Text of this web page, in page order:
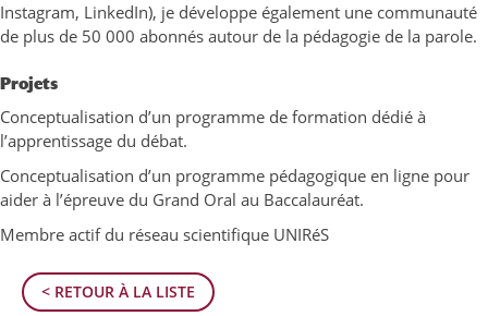
< RETOUR À LA LISTE
Instagram, LinkedIn), je développe également une communauté
de plus de 50 000 abonnés autour de la pédagogie de la parole.
Projets
Conceptualisation d’un programme de formation dédié à
l’apprentissage du débat.
Conceptualisation d’un programme pédagogique en ligne pour
aider à l’épreuve du Grand Oral au Baccalauréat.
Membre actif du réseau scientifique UNIRéS